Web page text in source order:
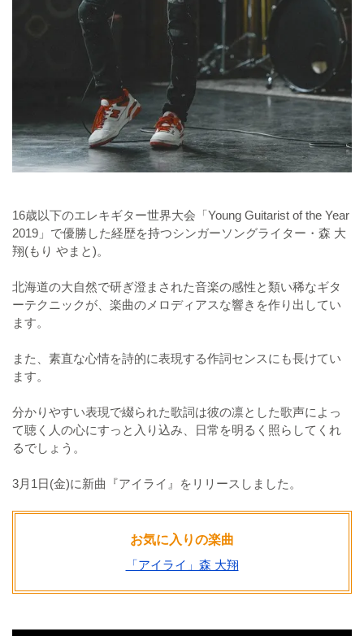
16歳以下のエレキギター世界大会「Young Guitarist of the Year
2019」で優勝した経歴を持つシンガーソングライター・森 大
翔(もり やまと)。
北海道の大自然で研ぎ澄まされた音楽の感性と類い稀なギタ
ーテクニックが、楽曲のメロディアスな響きを作り出してい
ます。
また、素直な心情を詩的に表現する作詞センスにも長けてい
ます。
分かりやすい表現で綴られた歌詞は彼の凛とした歌声によっ
て聴く人の心にすっと入り込み、日常を明るく照らしてくれ
るでしょう。
3月1日(金)に新曲『アイライ』をリリースしました。
お気に入りの楽曲
「アイライ」森 大翔